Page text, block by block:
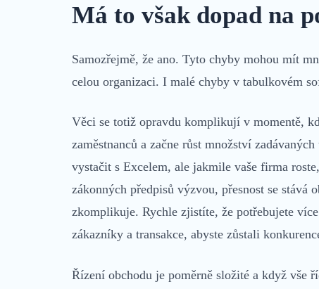
Má to však dopad na
Samozřejmě, že ano. Tyto chyby mohou mít
celou organizaci. I malé chyby v tabulkovém
Věci se totiž opravdu komplikují v momentě,
zaměstnanců a začne růst množství
vystačit s Excelem, ale jakmile vaše firma
zákonných předpisů výzvou, přesnost se stává
zkomplikuje. Rychle zjistíte, že potřebujete
zákazníky a transakce, abyste zůstali
Řízení obchodu je poměrně složité a když vše